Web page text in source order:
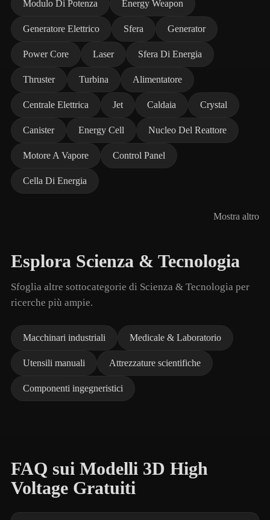
Modulo Di Potenza Energy Weapon
Generatore Elettrico Sfera Generator
Power Core Laser Sfera Di Energia
Thruster Turbina Alimentatore
Centrale Elettrica Jet Caldaia Crystal
Canister Energy Cell Nucleo Del Reattore
Motore A Vapore Control Panel
Cella Di Energia
Mostra altro
Esplora Scienza & Tecnologia
Sfoglia altre sottocategorie di Scienza & Tecnologia per
ricerche più ampie.
Macchinari industriali Medicale & Laboratorio
Utensili manuali Attrezzature scientifiche
Componenti ingegneristici
FAQ sui Modelli 3D High
Voltage Gratuiti